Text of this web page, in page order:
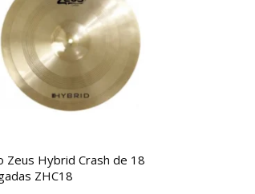
Zeus Hybrid Crash de 18
ZHC18